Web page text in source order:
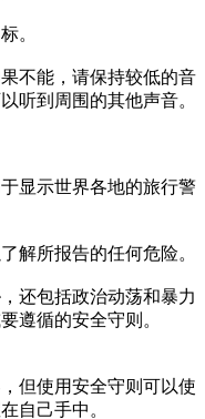
。
不能，请保持较低的音
听到周围的其他声音。
显示世界各地的旅行警
解所报告的任何危险。
还包括政治动荡和暴力
遵循的安全守则。
但使用安全守则可以使
自己手中。